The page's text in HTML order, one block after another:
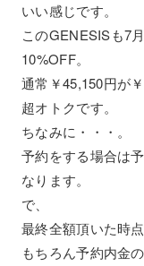
いい感じです。
このGENESISも7
10%OFF。
通常￥45,150円が￥
超オトクです。
ちなみに・・・。
予約をする場合は
なります。
で、
最終全額頂いた時
もちろん予約内金